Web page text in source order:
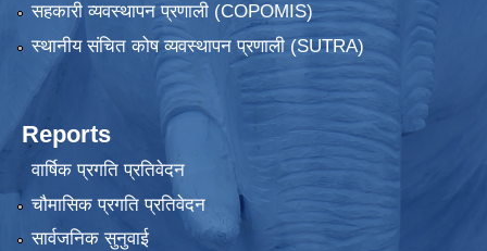
सहकारी व्यवस्थापन प्रणाली (COPOMIS)
स्थानीय संचित कोष व्यवस्थापन प्रणाली (SUTRA)
Reports
वार्षिक प्रगति प्रतिवेदन
चौमासिक प्रगति प्रतिवेदन
सार्वजनिक सुनुवाई